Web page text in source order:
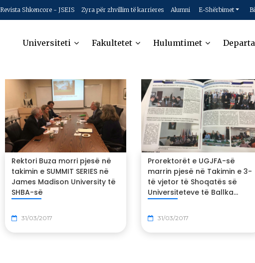
Revista Shkencore - JSEIS Zyra për zhvillim të karrieres Alumni E-Shërbimet
Universiteti Fakultetet Hulumtimet
Rektori Buza morri pjesë në
takimin e SUMMIT SERIES në
James Madison University të
SHBA-së
31/03/2017
Prorektorët e UGJFA-së
marrin pjesë në Takimin e 3-
të vjetor të Shoqatës së
Universiteteve të Ballka...
31/03/2017